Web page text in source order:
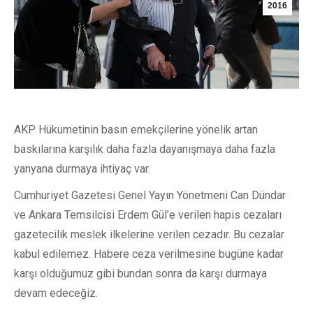
2016
AKP Hükumetinin basın emekçilerine yönelik artan
baskılarına karşılık daha fazla dayanışmaya daha fazla
yanyana durmaya ihtiyaç var.
Cumhuriyet Gazetesi Genel Yayın Yönetmeni Can Dündar
ve Ankara Temsilcisi Erdem Gül’e verilen hapis cezaları
gazetecilik meslek ilkelerine verilen cezadır. Bu cezalar
kabul edilemez. Habere ceza verilmesine bugüne kadar
karşı olduğumuz gibi bundan sonra da karşı durmaya
devam edeceğiz.